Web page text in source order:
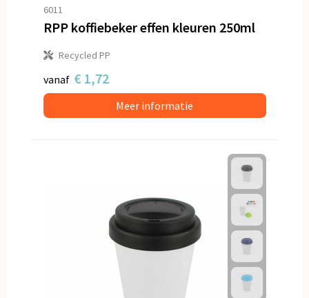
6011
RPP koffiebeker effen kleuren 250ml
Recycled PP
vanaf € 1,72
Meer informatie